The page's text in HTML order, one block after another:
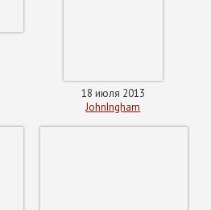
18 июля 2013
JohnIngham